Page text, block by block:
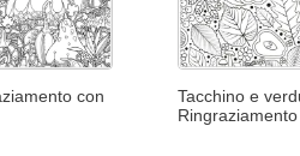
con
Tacchino e
Ringraziamento